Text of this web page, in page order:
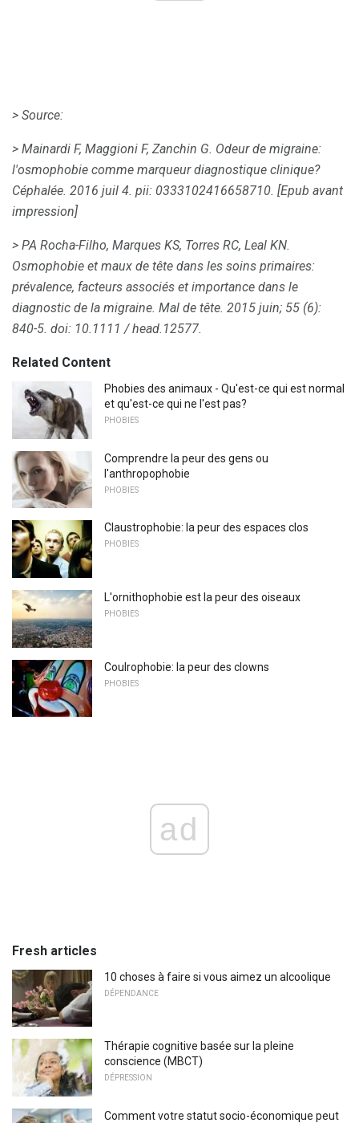
> Source:
> Mainardi F, Maggioni F, Zanchin G. Odeur de migraine:
l'osmophobie comme marqueur diagnostique clinique?
Céphalée. 2016 juil 4. pii: 0333102416658710. [Epub avant
impression]
> PA Rocha-Filho, Marques KS, Torres RC, Leal KN.
Osmophobie et maux de tête dans les soins primaires:
prévalence, facteurs associés et importance dans le
diagnostic de la migraine. Mal de tête. 2015 juin; 55 (6):
840-5. doi: 10.1111 / head.12577.
Related Content
Phobies des animaux - Qu'est-ce qui est normal
et qu'est-ce qui ne l'est pas?
PHOBIES
Comprendre la peur des gens ou
l'anthropophobie
PHOBIES
Claustrophobie: la peur des espaces clos
PHOBIES
L'ornithophobie est la peur des oiseaux
PHOBIES
Coulrophobie: la peur des clowns
PHOBIES
ad
Fresh articles
10 choses à faire si vous aimez un alcoolique
DÉPENDANCE
Thérapie cognitive basée sur la pleine
conscience (MBCT)
DÉPRESSION
Comment votre statut socio-économique peut